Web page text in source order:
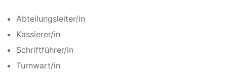
Abteilungsleiter/in
Kassierer/in
Schriftführer/in
Turnwart/in